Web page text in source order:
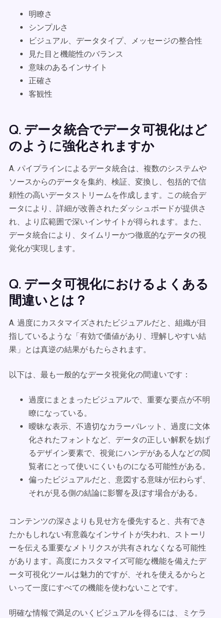
明瞭さ
シンプルさ
ビジュアル、データタイプ、メッセージの整合性
見た目と機能性のバランス
意味のあるインサイト
正確さ
客観性
Q. データ統合でデータ可視化はど
のように強化されますか
A. パイプラインによるデータ統合は、複数のシステムや
ソースからのデータを集約、検証、変換し、包括的で信
頼性の高いデータストリームを作成します。この統合デ
ータにより、詳細が改善されたダッシュボードが提供さ
れ、より広範囲で深いインサイトが得られます。また、
データ統合により、タイムリーかつ徹底的なデータの視
覚化が実現します。
Q. データ可視化におけるよくある
間違いとは？
A. 過度にカスタマイズされたビジュアルだと、組織が目
指しているような「有効で価値があり、理解しやすい結
果」とは真逆の結果がもたらされます。
以下は、最も一般的なデータ視覚化の間違いです：
過度にまとまったビジュアルで、重要な要点が不明
瞭になっている。
曖昧な表示、不適切なカラーパレット、過度に文体
化されたフォントなど、データの正しい解釈を妨げ
るデザイン要素で、視覚にハンデがある人などの閲
覧者にとって使いにくいものになる可能性がある。
偏ったビジュアルだと、意図する意味が伝わらず、
それが見る側の結論に影響を及ぼす場合がある。
コンテンツの深さよりも見せ方を優先すると、共有でき
たかもしれない有意義なインサイトが失われ、ストーリ
ーを伝える重要なメトリクスが共有されなくなる可能性
があります。高度にカスタマイズ可能な機能を備えたデ
ータ可視化ツールは魅力的ですが、それを使えるからと
いって一度にすべての機能を使わないことです。
明確な情報で満足のいくビジュアルを得るには、ミケラ